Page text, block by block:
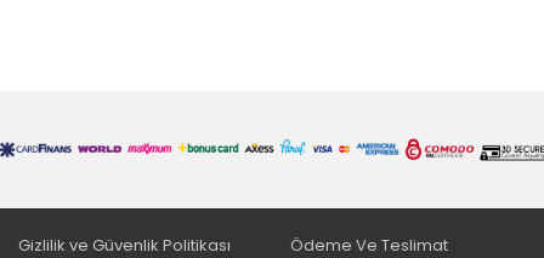
Gizlilik ve Güvenlik Politikası Ödeme Ve Teslimat